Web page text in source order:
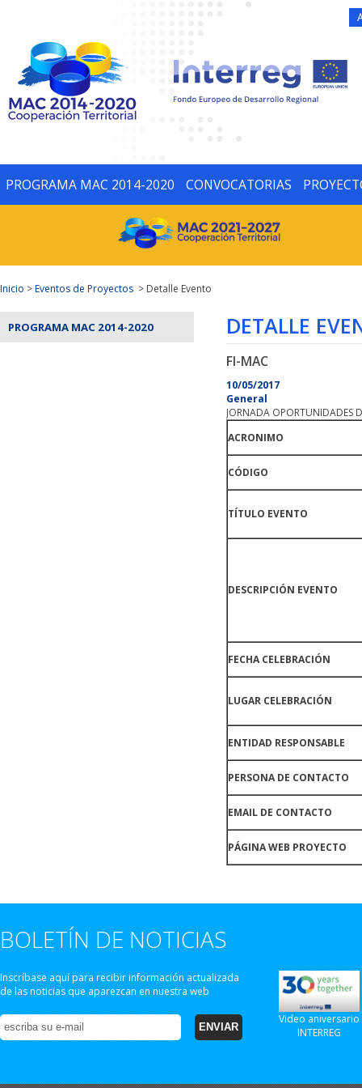
PROGRAMA MAC 2014-2020 CONVOCATORIAS
Inicio >Eventos de Proyectos > Detalle Evento
PROGRAMA MAC 2014-2020 DETALLE
FI-MAC
10/05/2017
General
JORNADA OPORTUNIDADES
ACRONIMO
CÓDIGO
TÍTULO EVENTO
DESCRIPCIÓN EVENTO
FECHA CELEBRACIÓN
LUGAR CELEBRACIÓN
ENTIDAD RESPONSABLE
PERSONA DE CONTACTO
EMAIL DE CONTACTO
PÁGINA WEB PROYECTO
BOLETÍN DE NOTICIAS
Inscríbase aquí para recibir información actualizada
de las noticias que aparezcan en nuestra web
Video aniversario
INTERREG